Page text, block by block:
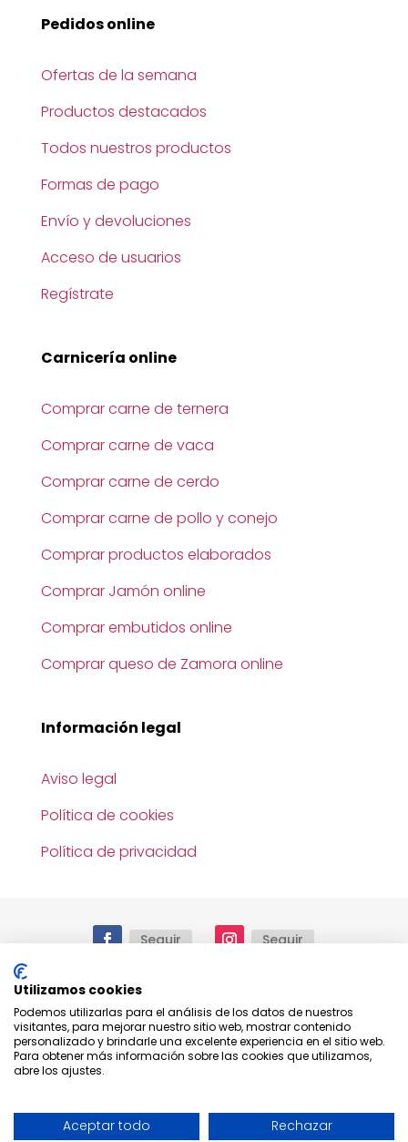
Pedidos online
Ofertas de la semana
Productos destacados
Todos nuestros productos
Formas de pago
Envío y devoluciones
Acceso de usuarios
Regístrate
Carnicería online
Comprar carne de ternera
Comprar carne de vaca
Comprar carne de cerdo
Comprar carne de pollo y conejo
Comprar productos elaborados
Comprar Jamón online
Comprar embutidos online
Comprar queso de Zamora online
Información legal
Aviso legal
Política de cookies
Política de privacidad
Seguir Seguir
© 2025.Reservados todos los derechos. Todo el
contenido e imágenes mostrado en este sitio
web tienen derechos de autor y no pueden
utilizarse sin el consentimiento expreso dePeral &
Utilizamos cookies
Podemos utilizarlas para el análisis de los datos de nuestros
visitantes, para mejorar nuestro sitio web, mostrar contenido
personalizado y brindarle una excelente experiencia en el sitio web.
Para obtener más información sobre las cookies que utilizamos,
abre los ajustes.
Aceptar todo Rechazar